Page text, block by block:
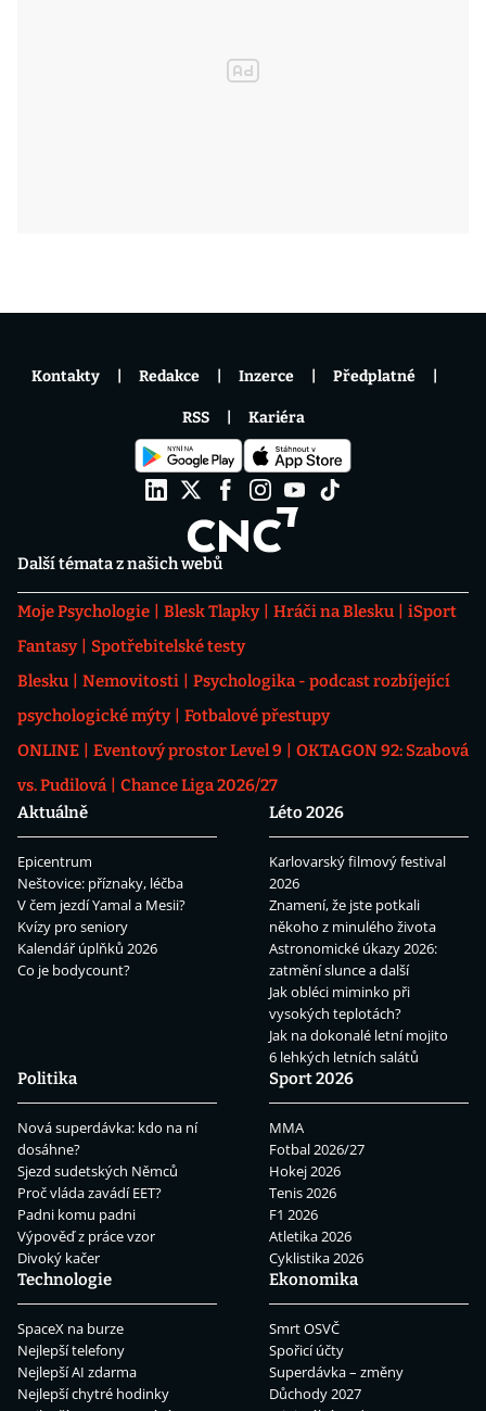
Další témata z našich webů
Moje Psychologie Blesk Tlapky Hráči na Blesku
iSport
Fantasy
Spotřebitelské testy
Blesku
Nemovitosti
Psychologika - podcast rozbíjející
psychologické mýty
Fotbalové přestupy
ONLINE
Eventový prostor Level 9
OKTAGON 92: Szabová
vs. Pudilová
Chance Liga 2026/27
Aktuálně
Epicentrum
Neštovice: příznaky, léčba
V čem jezdí Yamal a Mesii?
Kvízy pro seniory
Kalendář úplňků 2026
Co je bodycount?
Léto 2026
Karlovarský filmový festival
2026
Znamení, že jste potkali
někoho z minulého života
Astronomické úkazy 2026:
zatmění slunce a další
Jak obléci miminko při
vysokých teplotách?
Jak na dokonalé letní mojito
6 lehkých letních salátů
Politika
Nová superdávka: kdo na ní
dosáhne?
Sjezd sudetských Němců
Proč vláda zavádí EET?
Padni komu padni
Výpověď z práce vzor
Divoký kačer
Sport 2026
MMA
Fotbal 2026/27
Hokej 2026
Tenis 2026
F1 2026
Atletika 2026
Cyklistika 2026
Technologie
SpaceX na burze
Nejlepší telefony
Nejlepší AI zdarma
Nejlepší chytré hodinky
Ekonomika
Smrt OSVČ
Spořicí účty
Superdávka – změny
Důchody 2027
Kontakty Redakce Inzerce Předplatné
RSS Kariéra